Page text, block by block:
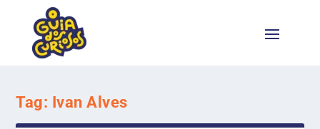
Tag: Ivan Alves